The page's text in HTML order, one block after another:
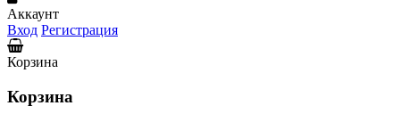
Аккаунт
Вход Регистрация
Корзина
Корзина